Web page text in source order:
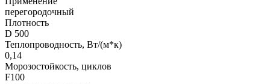
перегородочный
Плотность
D 500
Теплопроводность, Вт/(м*к)
0,14
Морозостойкость, циклов
F100